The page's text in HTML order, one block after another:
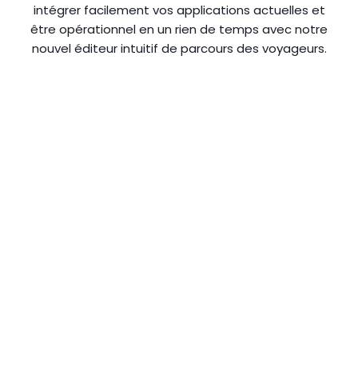
intégrer facilement vos applications actuelles et
être opérationnel en un rien de temps avec notre
nouvel éditeur intuitif de parcours des voyageurs.